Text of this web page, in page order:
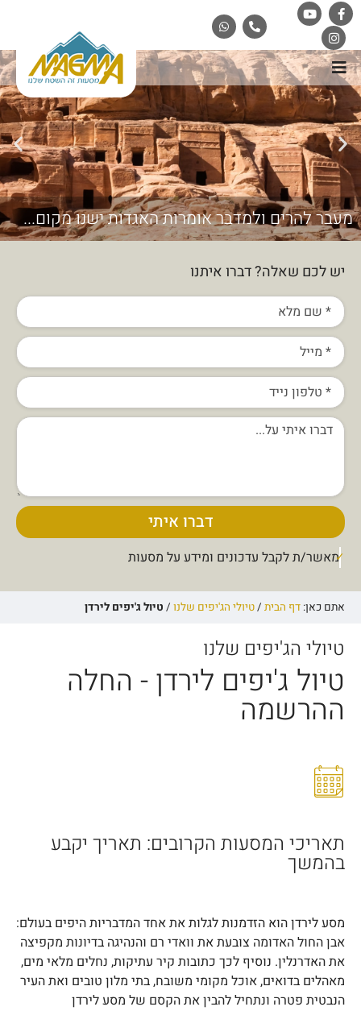
מעבר להרים ולמדבר אומרות האגדות ישנו מקום...
יש לכם שאלה? דברו איתנו
מאשר/ת לקבל עדכונים ומידע על מסעות
דברו איתי
אתם כאן: דף הבית /טיולי הג'יפים שלנו / טיול ג'יפים לירדן
טיולי הג'יפים שלנו
טיול ג'יפים לירדן - החלה
ההרשמה
תאריכי המסעות הקרובים: תאריך יקבע
בהמשך
מסע לירדן הוא הזדמנות לגלות את אחד המדבריות היפים בעולם:
אבן החול האדומה צובעת את וואדי רם והנהיגה בדיונות מקפיצה
את האדרנלין. נוסיף לכך כתובות קיר עתיקות, נחלים מלאי מים,
מאהלים בדואים, אוכל מקומי משובח, בתי מלון טובים ואת העיר
הנבטית פטרה ונתחיל להבין את הקסם של מסע לירדן